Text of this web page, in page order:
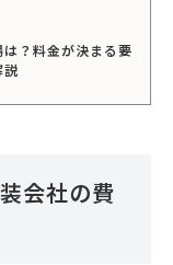
？料金が決まる要
説
会社の費